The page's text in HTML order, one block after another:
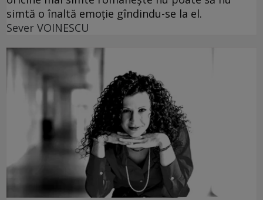
simtă o înaltă emoție gîndindu-se la el.
Sever VOINESCU